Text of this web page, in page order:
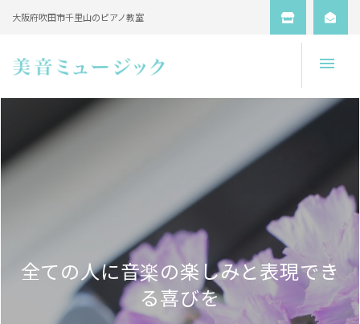
大阪府吹田市千里山のピアノ教室
全ての人に音楽の楽しみと表現でき
る喜びを